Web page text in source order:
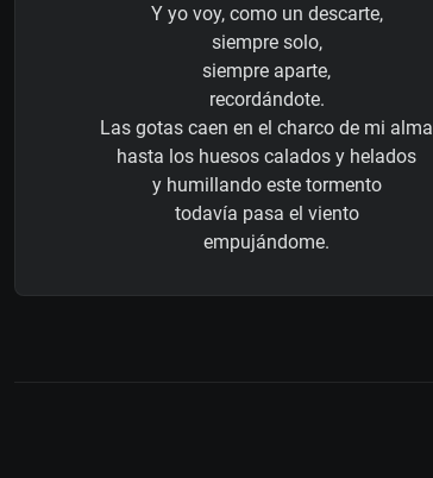
Y yo voy, como un descarte,
siempre solo,
siempre aparte,
recordándote.
Las gotas caen en el charco de mi alma
hasta los huesos calados y helados
y humillando este tormento
todavía pasa el viento
empujándome.